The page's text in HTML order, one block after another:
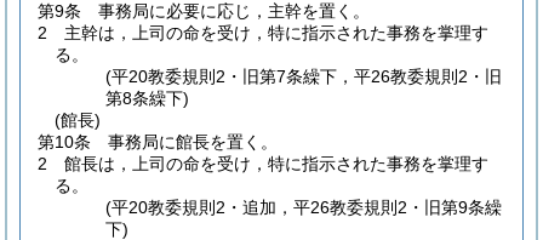
第9条
事務局に必要に応じ，主幹を置く。
2
主幹は，上司の命を受け，特に指示された事務を掌理す
る。
(平20教委規則2・旧第7条繰下，平26教委規則2・旧
第8条繰下)
(館長)
第10条
事務局に館長を置く。
2
館長は，上司の命を受け，特に指示された事務を掌理す
る。
(平20教委規則2・追加，平26教委規則2・旧第9条繰
下)